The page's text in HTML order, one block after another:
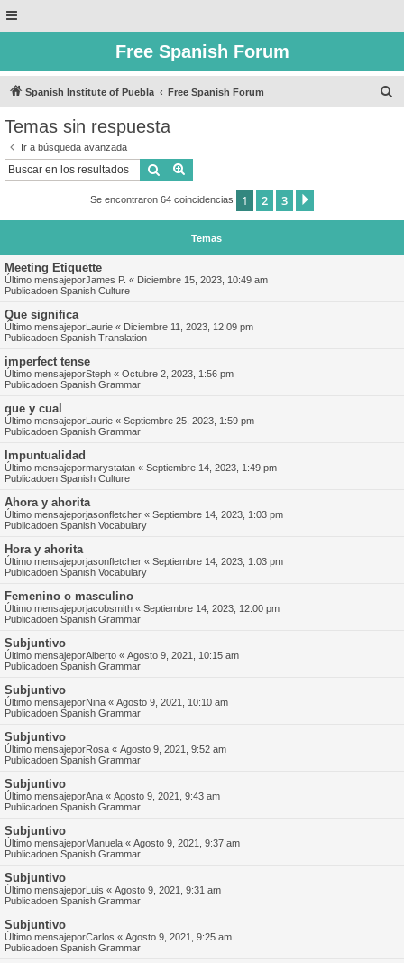
Free Spanish Forum
Spanish Institute of Puebla Free Spanish Forum
Temas sin respuesta
Ir a búsqueda avanzada
Buscar
Se encontraron 64 coincidencias 1 2 3
Temas
Meeting Etiquette
Último mensajeporJames P. « Diciembre 15, 2023, 10:49 am
Publicadoen Spanish Culture
Que significa
Último mensajeporLaurie « Diciembre 11, 2023, 12:09 pm
Publicadoen Spanish Translation
imperfect tense
Último mensajeporSteph « Octubre 2, 2023, 1:56 pm
Publicadoen Spanish Grammar
que y cual
Último mensajeporLaurie « Septiembre 25, 2023, 1:59 pm
Publicadoen Spanish Grammar
Impuntualidad
Último mensajepormarystatan « Septiembre 14, 2023, 1:49 pm
Publicadoen Spanish Culture
Ahora y ahorita
Último mensajeporjasonfletcher « Septiembre 14, 2023, 1:03 pm
Publicadoen Spanish Vocabulary
Hora y ahorita
Último mensajeporjasonfletcher « Septiembre 14, 2023, 1:03 pm
Publicadoen Spanish Vocabulary
Femenino o masculino
Último mensajeporjacobsmith « Septiembre 14, 2023, 12:00 pm
Publicadoen Spanish Grammar
Subjuntivo
Último mensajeporAlberto « Agosto 9, 2021, 10:15 am
Publicadoen Spanish Grammar
Subjuntivo
Último mensajeporNina « Agosto 9, 2021, 10:10 am
Publicadoen Spanish Grammar
Subjuntivo
Último mensajeporRosa « Agosto 9, 2021, 9:52 am
Publicadoen Spanish Grammar
Subjuntivo
Último mensajeporAna « Agosto 9, 2021, 9:43 am
Publicadoen Spanish Grammar
Subjuntivo
Último mensajeporManuela « Agosto 9, 2021, 9:37 am
Publicadoen Spanish Grammar
Subjuntivo
Último mensajeporLuis « Agosto 9, 2021, 9:31 am
Publicadoen Spanish Grammar
Subjuntivo
Último mensajeporCarlos « Agosto 9, 2021, 9:25 am
Publicadoen Spanish Grammar